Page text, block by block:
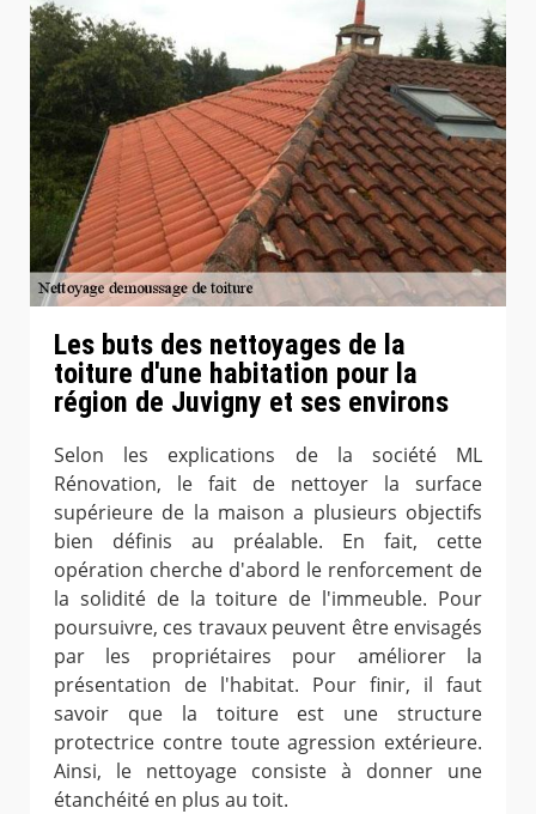
Les buts des nettoyages de la
toiture d'une habitation pour la
région de Juvigny et ses environs
Selon les explications de la société ML
Rénovation, le fait de nettoyer la surface
supérieure de la maison a plusieurs objectifs
bien définis au préalable. En fait, cette
opération cherche d'abord le renforcement de
la solidité de la toiture de l'immeuble. Pour
poursuivre, ces travaux peuvent être envisagés
par les propriétaires pour améliorer la
présentation de l'habitat. Pour finir, il faut
savoir que la toiture est une structure
protectrice contre toute agression extérieure.
Ainsi, le nettoyage consiste à donner une
étanchéité en plus au toit.